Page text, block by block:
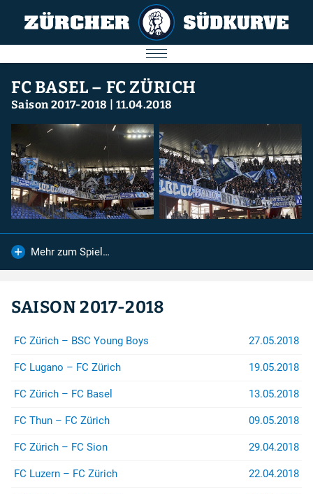
AKTUELL
SPIELE
SÜDKURVE
FC ZÜRICH
IMPRESSUM
Nächstes Spiel
CH26 0900 0000 8909 2605 4
FC BASEL – FC ZÜRICH
Saison 2017-2018 11.04.2018
Mehr zum Spiel…
SAISON 2017-2018
FC Zürich – BSC Young Boys 27.05.2018
FC Lugano – FC Zürich 19.05.2018
FC Zürich – FC Basel 13.05.2018
FC Thun – FC Zürich 09.05.2018
FC Zürich – FC Sion 29.04.2018
FC Luzern – FC Zürich 22.04.2018